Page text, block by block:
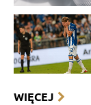
WIĘCEJ